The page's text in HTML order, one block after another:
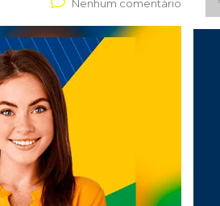
Nenhum comentário